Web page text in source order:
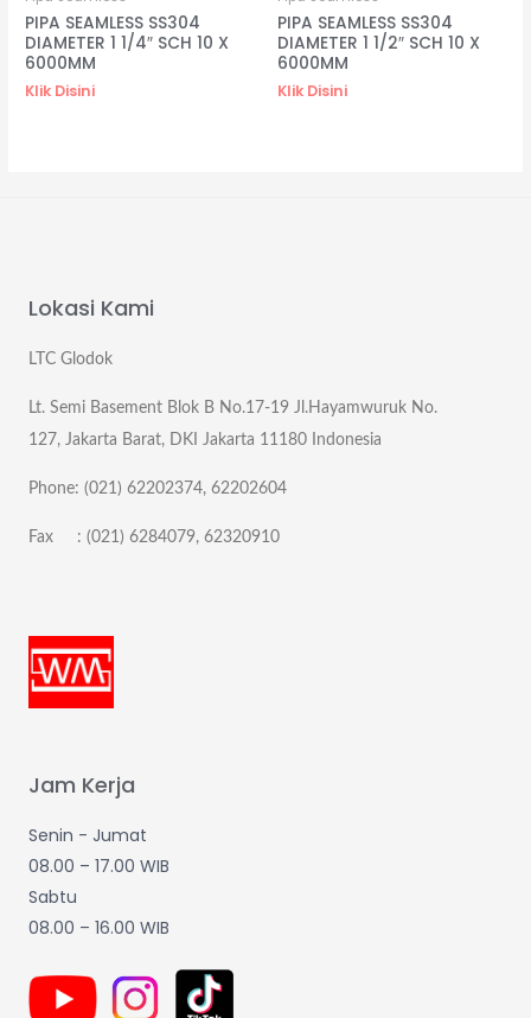
PIPA SEAMLESS SS304
DIAMETER 1 1/4″ SCH 10 X
6000MM
Klik Disini
PIPA SEAMLESS SS304
DIAMETER 1 1/2″ SCH 10 X
6000MM
Klik Disini
Lokasi Kami
LTC Glodok
Lt. Semi Basement Blok B No.17-19 Jl.Hayamwuruk No.
127, Jakarta Barat, DKI Jakarta 11180 Indonesia
Phone: (021) 62202374, 62202604
Fax : (021) 6284079, 62320910
Jam Kerja
Senin - Jumat
08.00 – 17.00 WIB
Sabtu
08.00 – 16.00 WIB